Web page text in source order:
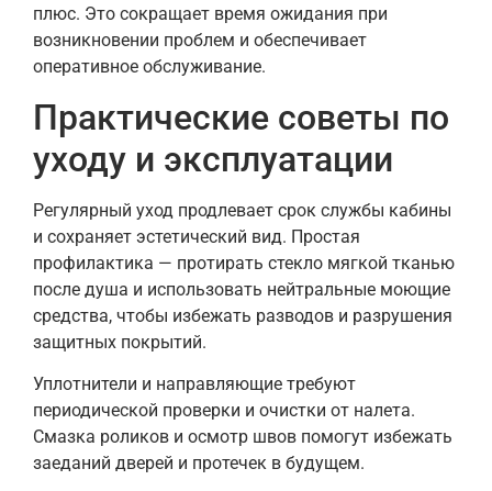
плюс. Это сокращает время ожидания при
возникновении проблем и обеспечивает
оперативное обслуживание.
Практические советы по
уходу и эксплуатации
Регулярный уход продлевает срок службы кабины
и сохраняет эстетический вид. Простая
профилактика — протирать стекло мягкой тканью
после душа и использовать нейтральные моющие
средства, чтобы избежать разводов и разрушения
защитных покрытий.
Уплотнители и направляющие требуют
периодической проверки и очистки от налета.
Смазка роликов и осмотр швов помогут избежать
заеданий дверей и протечек в будущем.